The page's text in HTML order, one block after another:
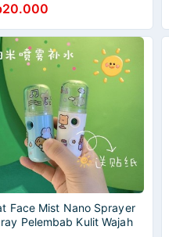
Face Mist Nano Sprayer
Pelembab Kulit Wajah